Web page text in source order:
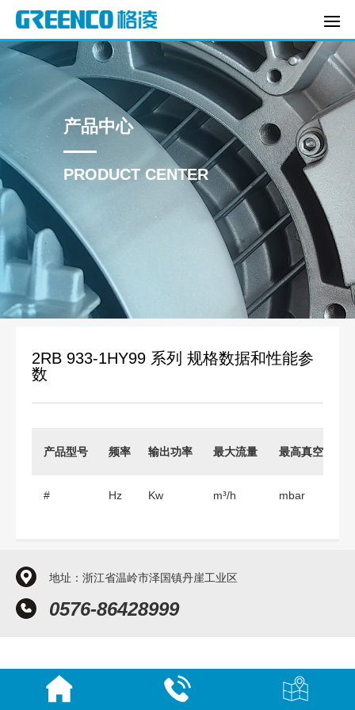
产品中心
PRODUCT CENTER
2RB 933-1HY99 系列 规格数据和性能参
数
产品型号 频率 输出功率 最大流量 最高真空
# Hz Kw m³/h mbar
地址：浙江省温岭市泽国镇丹崖工业区
0576-86428999